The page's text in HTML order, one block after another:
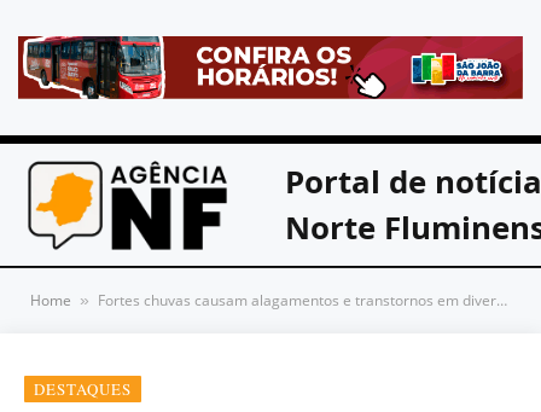
Portal de
Norte
Home » Fortes chuvas causam alagamentos e transtornos em diversos bairros de Rio das Ostras
DESTAQUES